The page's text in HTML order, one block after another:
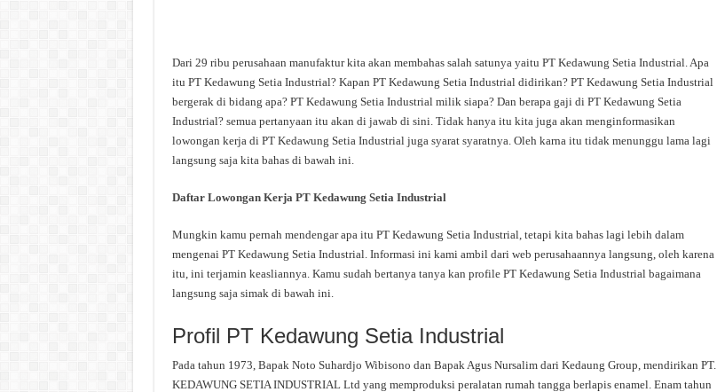
Dari 29 ribu perusahaan manufaktur kita akan membahas salah satunya yaitu PT Kedawung Setia Industrial. Apa
itu PT Kedawung Setia Industrial? Kapan PT Kedawung Setia Industrial didirikan? PT Kedawung Setia Industrial
bergerak di bidang apa? PT Kedawung Setia Industrial milik siapa? Dan berapa gaji di PT Kedawung Setia
Industrial? semua pertanyaan itu akan di jawab di sini. Tidak hanya itu kita juga akan menginformasikan
lowongan kerja di PT Kedawung Setia Industrial juga syarat syaratnya. Oleh karna itu tidak menunggu lama lagi
langsung saja kita bahas di bawah ini.
Daftar Lowongan Kerja PT Kedawung Setia Industrial
Mungkin kamu pernah mendengar apa itu PT Kedawung Setia Industrial, tetapi kita bahas lagi lebih dalam
mengenai PT Kedawung Setia Industrial. Informasi ini kami ambil dari web perusahaannya langsung, oleh karena
itu, ini terjamin keasliannya. Kamu sudah bertanya tanya kan profile PT Kedawung Setia Industrial bagaimana
langsung saja simak di bawah ini.
Profil PT Kedawung Setia Industrial
Pada tahun 1973, Bapak Noto Suhardjo Wibisono dan Bapak Agus Nursalim dari Kedaung Group, mendirikan PT.
KEDAWUNG SETIA INDUSTRIAL Ltd yang memproduksi peralatan rumah tangga berlapis enamel. Enam tahun